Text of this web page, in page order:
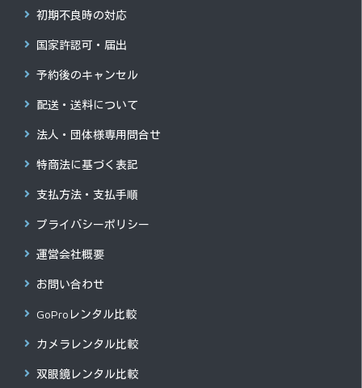
初期不良時の対応
国家許認可・届出
予約後のキャンセル
配送・送料について
法人・団体様専用問合せ
特商法に基づく表記
支払方法・支払手順
プライバシーポリシー
運営会社概要
お問い合わせ
GoProレンタル比較
カメラレンタル比較
双眼鏡レンタル比較